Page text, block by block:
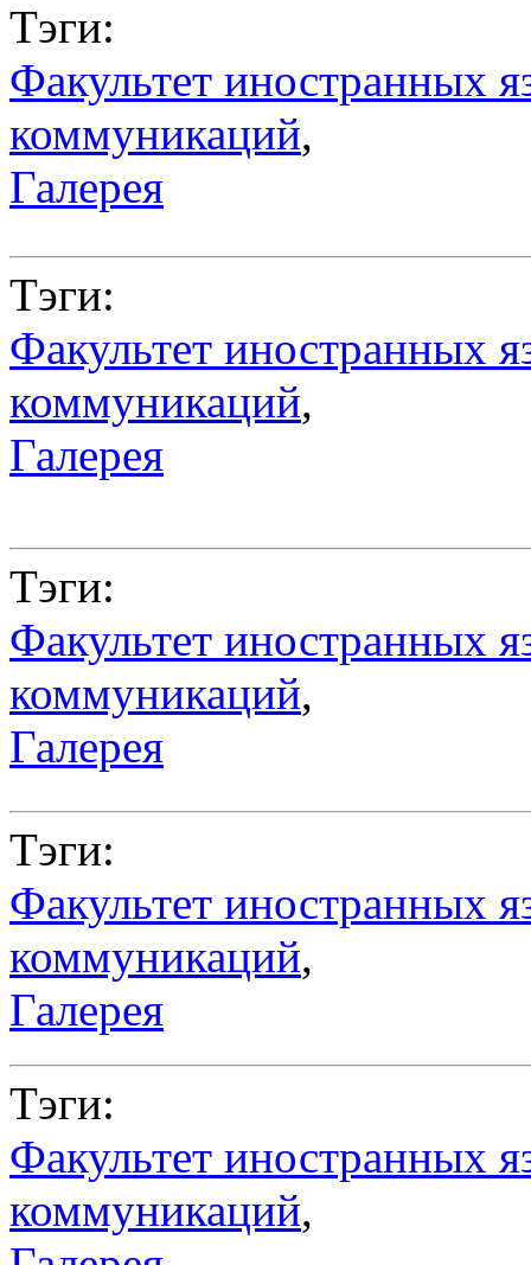
Тэги:
Факультет иностранных
коммуникаций,
Галерея
Тэги:
Факультет иностранных
коммуникаций,
Галерея
Тэги:
Факультет иностранных
коммуникаций,
Галерея
Тэги:
Факультет иностранных
коммуникаций,
Галерея
Тэги:
Факультет иностранных
коммуникаций,